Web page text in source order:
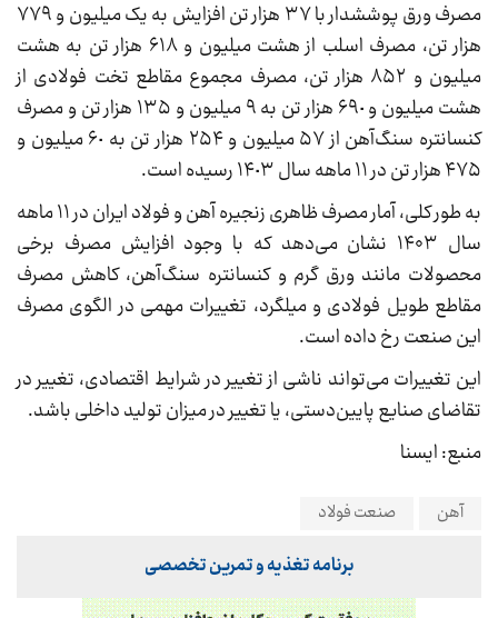
مصرف‌ ورق پوششدار با ٣٧ هزار تن افزایش به یک میلیون و ٧٧٩
هزار تن، مصرف اسلب از هشت میلیون و ۶١٨ هزار تن به هشت
میلیون و ٨۵٢ هزار تن، مصرف مجموع مقاطع تخت فولادی از
هشت میلیون و ۶٩٠ هزار تن به ٩ میلیون و ١٣۵ هزار تن و مصرف
کنسانتره سنگ‌آهن از ۵٧ میلیون و ٢۵۴ هزار تن به ۶٠ میلیون و
۴٧۵ هزار تن در ١١ ماهه سال ١۴٠٣ رسیده است.
به طور کلی، آمار مصرف ظاهری زنجیره آهن و فولاد ایران در ١١ ماهه
سال ۱۴۰۳ نشان می‌دهد که با وجود افزایش مصرف برخی
محصولات مانند ورق گرم و کنسانتره سنگ‌آهن، کاهش مصرف
مقاطع طویل فولادی و میلگرد، تغییرات مهمی در الگوی مصرف
این صنعت رخ داده است.
این تغییرات می‌تواند ناشی از تغییر در شرایط اقتصادی، تغییر در
تقاضای صنایع پایین‌دستی، یا تغییر در میزان تولید داخلی باشد.
منبع: ایسنا
آهن صنعت فولاد
برنامه تغذیه و تمرین تخصصی